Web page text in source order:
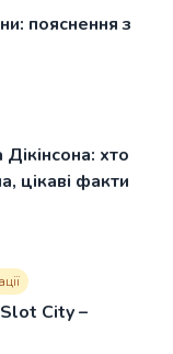
пояснення з
хто
цікаві факти
City –